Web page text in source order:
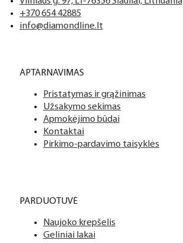
+370 654 42885
info@diamondline.lt
APTARNAVIMAS
Pristatymas ir grąžinimas
Užsakymo sekimas
Apmokėjimo būdai
Kontaktai
Pirkimo-pardavimo taisyklės
PARDUOTUVĖ
Naujoko krepšelis
Geliniai lakai